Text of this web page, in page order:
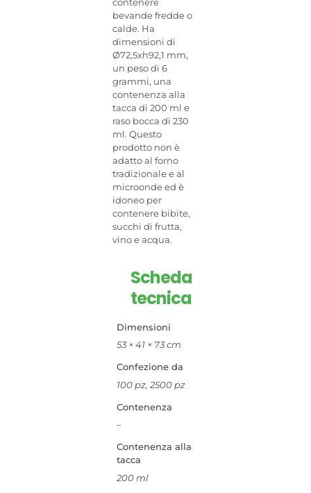
bevande fredde o
calde. Ha
dimensioni di
Ø72,5xh92,1 mm,
un peso di 6
grammi, una
contenenza alla
tacca di 200 ml e
raso bocca di 230
ml. Questo
prodotto non è
adatto al forno
tradizionale e al
microonde ed è
idoneo per
contenere bibite,
succhi di frutta,
vino e acqua.
Scheda
tecnica
Dimensioni
53 × 41 × 73 cm
Confezione da
100 pz, 2500 pz
Contenenza
–
Contenenza alla
tacca
200 ml